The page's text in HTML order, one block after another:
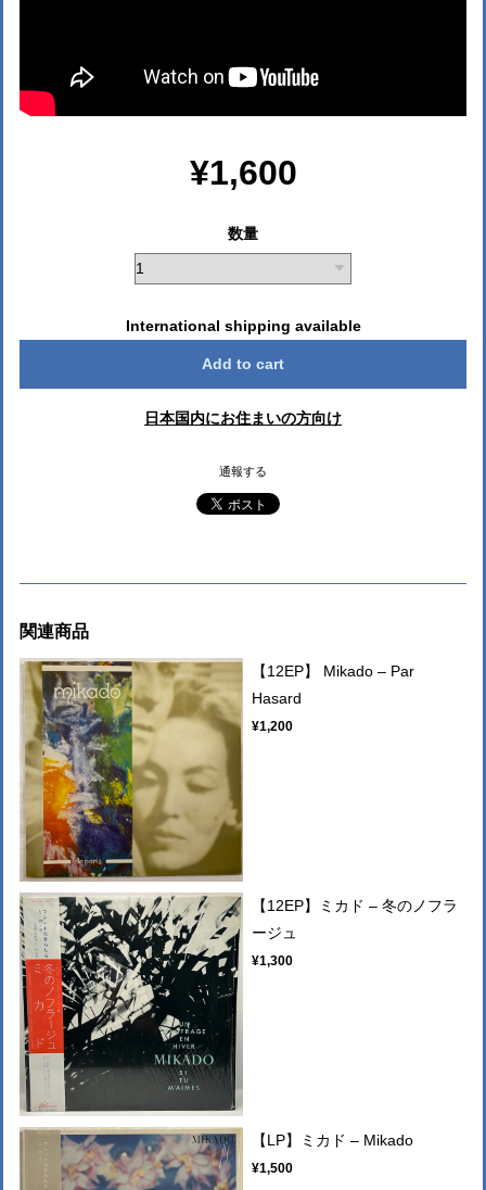
¥1,600
数量
International shipping available
Add to cart
日本国内にお住まいの方向け
通報する
関連商品
【12EP】 Mikado – Par
Hasard
¥1,200
【12EP】ミカド ‎– 冬のノフラ
ージュ
¥1,300
【LP】ミカド ‎– Mikado
¥1,500